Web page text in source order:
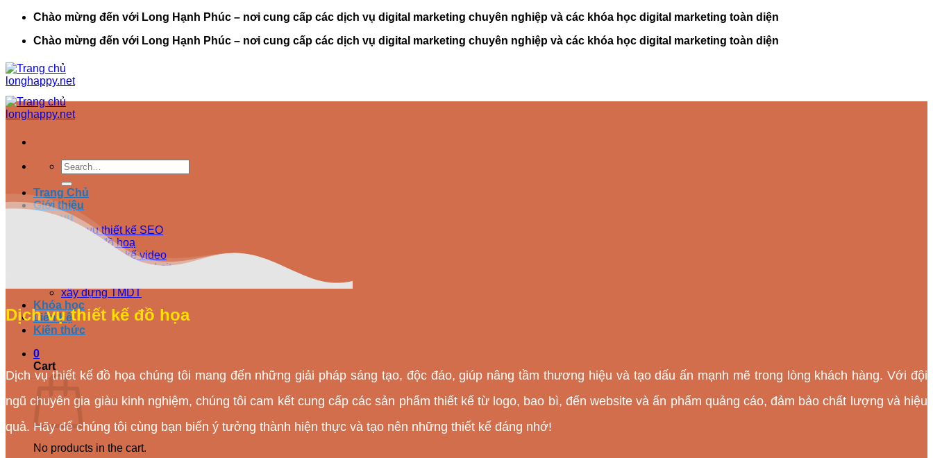
Chào mừng đến với Long Hạnh Phúc – nơi cung cấp các dịch vụ digital marketing chuyên nghiệp và các khóa học digital marketing toàn diện
Chào mừng đến với Long Hạnh Phúc – nơi cung cấp các dịch vụ digital marketing chuyên nghiệp và các khóa học digital marketing toàn diện
Search
for:
Trang Chủ
Giới thiệu
Dịch vụ
Dịch vụ thiết kế SEO
Dịch vụ đồ hoạ
Dịch vụ thiết kế video
Dịch vụ thiết kế website
xây dựng TMDT
Khóa học
Liên hệ
Kiến thức
0
Cart
No products in the cart.
Dịch vụ thiết kế đồ họa
Dịch vụ thiết kế đồ họa chúng tôi mang đến những giải pháp sáng tạo, độc đáo, giúp nâng tầm thương hiệu và tạo dấu ấn mạnh mẽ trong lòng khách hàng. Với đội
ngũ chuyên gia giàu kinh nghiệm, chúng tôi cam kết cung cấp các sản phẩm thiết kế từ logo, bao bì, đến website và ấn phẩm quảng cáo, đảm bảo chất lượng và hiệu
quả. Hãy để chúng tôi cùng bạn biến ý tưởng thành hiện thực và tạo nên những thiết kế đáng nhớ!